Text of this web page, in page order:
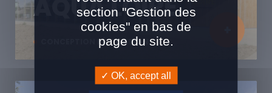
CONCEPTION RÉALISATION
AQUA LOIRE
section "Gestion des
cookies" en bas de
page du site.
OK, accept all